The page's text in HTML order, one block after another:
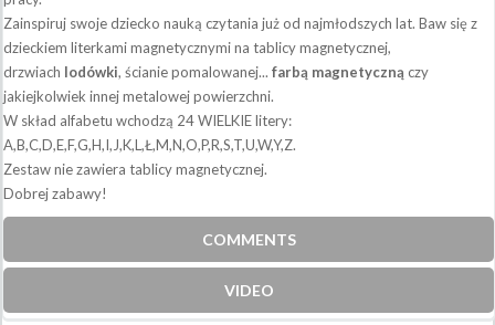
Zainspiruj swoje dziecko nauką czytania już od najmłodszych lat. Baw się z
dzieckiem literkami magnetycznymi na tablicy magnetycznej,
drzwiach lodówki, ścianie pomalowanej... farbą magnetyczną czy
jakiejkolwiek innej metalowej powierzchni.
W skład alfabetu wchodzą 24 WIELKIE litery:
A,B,C,D,E,F,G,H,I,J,K,L,Ł,M,N,O,P,R,S,T,U,W,Y,Z.
Zestaw nie zawiera tablicy magnetycznej.
Dobrej zabawy!
COMMENTS
VIDEO